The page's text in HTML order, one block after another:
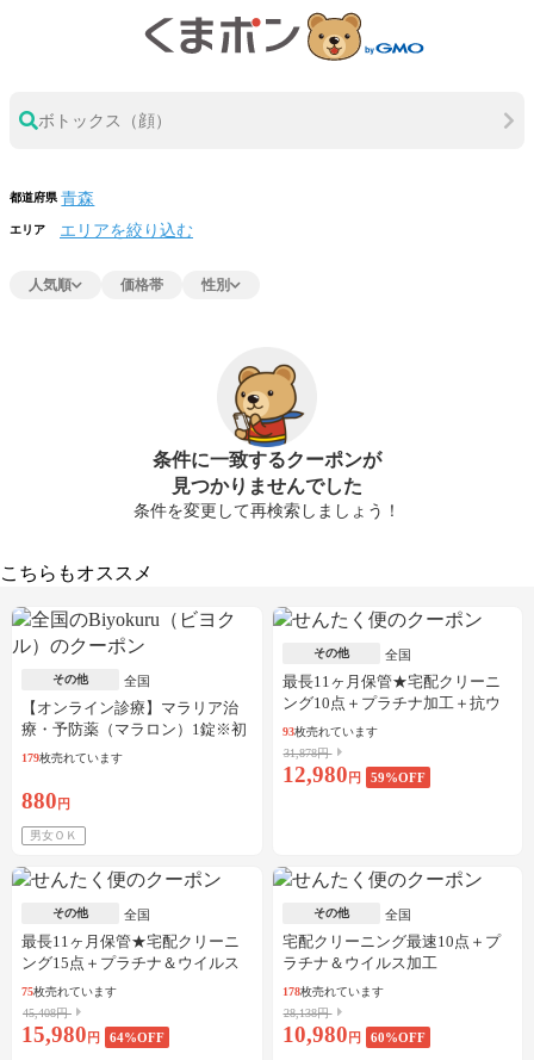
ボトックス（顔）
都道府県
エリア エリアを絞り込む
人気順 価格帯 性別
条件に一致するクーポンが
見つかりませんでした
条件を変更して再検索しましょう！
こちらもオススメ
その他 全国
【オンライン診療】マラリア治
療・予防薬（マラロン）1錠※初
診料・送料込／30枚可
179枚売れています
880 円
男女ＯＫ
その他 全国
最長11ヶ月保管★宅配クリーニ
ング10点＋プラチナ加工＋抗ウ
イルス加工
93枚売れています
31,878円
12,980 円 59%OFF
その他 全国
最長11ヶ月保管★宅配クリーニ
ング15点＋プラチナ＆ウイルス
加工
75枚売れています
45,408円
15,980 円 64%OFF
その他 全国
宅配クリーニング最速10点＋プ
ラチナ＆ウイルス加工
178枚売れています
28,138円
10,980 円 60%OFF